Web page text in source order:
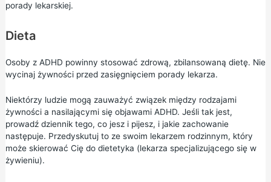
porady lekarskiej.
Dieta
Osoby z ADHD powinny stosować zdrową, zbilansowaną dietę. Nie
wycinaj żywności przed zasięgnięciem porady lekarza.
Niektórzy ludzie mogą zauważyć związek między rodzajami
żywności a nasilającymi się objawami ADHD. Jeśli tak jest,
prowadź dziennik tego, co jesz i pijesz, i jakie zachowanie
następuje. Przedyskutuj to ze swoim lekarzem rodzinnym, który
może skierować Cię do dietetyka (lekarza specjalizującego się w
żywieniu).